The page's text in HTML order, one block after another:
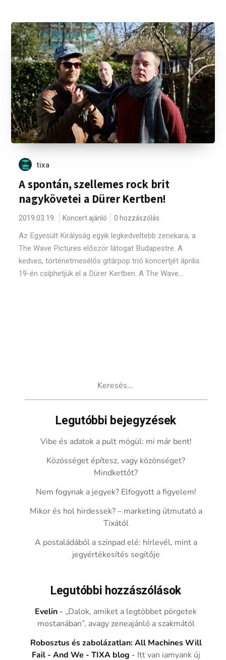
tixa
A spontán, szellemes rock brit
nagykövetei a Dürer Kertben!
2019.03.19. Koncert ajánló 0 hozzászólás
Az Egyesült Királyság egyik legkedveltebb zenekara, a
The Wave Pictures először látogat Budapestre. A
kedves, történetmesélős gitárpop trió koncertjét április
19-én csíphetjük el a Dürer Kertben. A The Wave...
Legutóbbi bejegyzések
Vibe és adatok a pult mögül: mi már bent!
Közösséget építesz, vagy közönséget?
Mindkettőt?
Nem fogynak a jegyek? Elfogyott a figyelem!
Mikor és hol hirdessek? – marketing útmutató a
Tixától
A postaládából a színpad elé: hírlevél, mint a
jegyértékesítés segítője
Legutóbbi hozzászólások
Evelin - „Dalok, amiket a legtöbbet pörgetek
mostanában”, avagy zeneajánló a szakmától
Robosztus és zabolázatlan: All Machines Will
Fail - And We - TIXA blog - Itt van iamyank új